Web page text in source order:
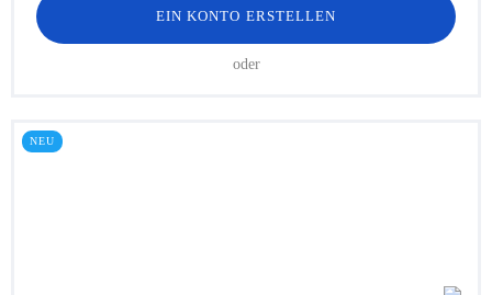
EIN KONTO ERSTELLEN
oder
NEU